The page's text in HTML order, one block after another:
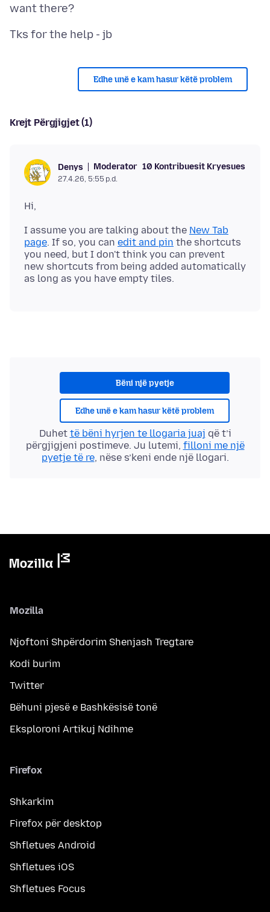
Edhe unë e kam hasur këtë problem
Krejt Përgjigjet (1)
Denys Moderator 10 Kontribuesit Kryesues
27.4.26, 5:55 p.d.
I assume you are talking about the New Tab
page. If so, you can edit and pin the shortcuts
you need, but I don't think you can prevent
new shortcuts from being added automatically
Bëni një pyetje
Edhe unë e kam hasur këtë problem
Duhet të bëni hyrjen te llogaria juaj që t’i
përgjigjeni postimeve. Ju lutemi, filloni me një
pyetje të re, nëse s’keni ende një llogari.
Mozilla
Njoftoni Shpërdorim Shenjash Tregtare
Kodi burim
Twitter
Bëhuni pjesë e Bashkësisë tonë
Eksploroni Artikuj Ndihme
Firefox
Shkarkim
Firefox për desktop
Shfletues Android
Shfletues iOS
Shfletues Focus